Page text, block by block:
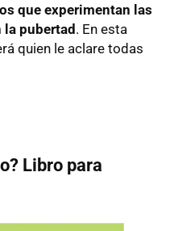
que experimentan las
pubertad . En esta
quien le aclare todas
Libro para